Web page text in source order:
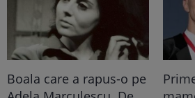
la iveală și ACEST
AMĂNUNT ce i-a lăsat
pe mulți fără replică:
"M-am lămurit"
Boala care a rapus-o pe